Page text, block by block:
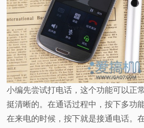
小编先尝试打电话，这个功能可以正
挺清晰的。在通话过程中，按下多功
在来电的时候，按下就是接通电话。